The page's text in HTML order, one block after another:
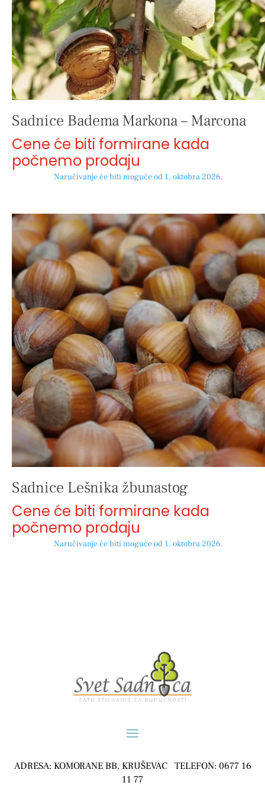
Sadnice Badema Markona – Marcona
Cene će biti formirane kada
počnemo prodaju
Naručivanje će biti moguće od 1. oktobra 2026.
Sadnice Lešnika žbunastog
Cene će biti formirane kada
počnemo prodaju
Naručivanje će biti moguće od 1. oktobra 2026.
ADRESA: KOMORANE BB, KRUŠEVAC TELEFON: 0677 16
11 77